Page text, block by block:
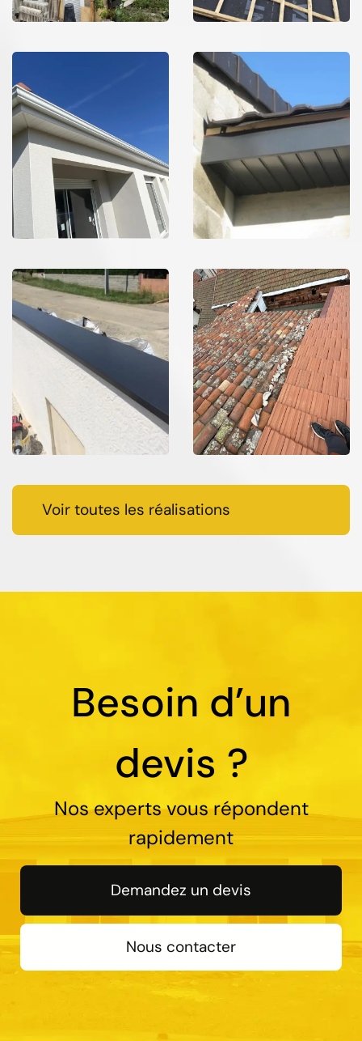
Voir toutes les réalisations
Besoin d’un
devis ?
Nos experts vous répondent
rapidement
Demandez un devis
Nous contacter